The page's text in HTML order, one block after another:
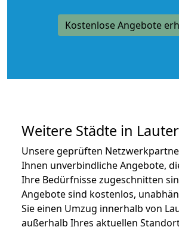
Kostenlose Angebote
Weitere Städte in
Unsere geprüften
Ihnen unverbindliche Angebote,
Ihre Bedürfnisse zugeschnitten
Angebote sind kostenlos,
Sie einen Umzug innerhalb von
außerhalb Ihres aktuellen